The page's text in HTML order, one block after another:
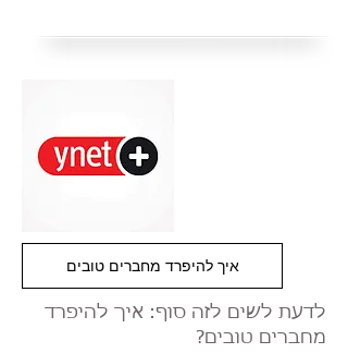
איך להיפרד מחברים טובים
לדעת לשים לזה סוף: איך להיפרד
מחברים טובים?